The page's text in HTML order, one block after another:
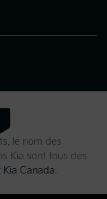
le nom des
Kia sont tous des
Kia Canada.